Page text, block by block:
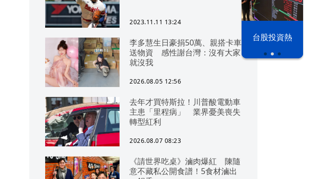
漢光42演習 台股投資熱
2023.11.11 13:24
李多慧生日豪捐50萬、親搭卡車
送物資 感性謝台灣：沒有大家
就沒我
2026.08.05 12:56
去年才買特斯拉！川普酸電動車
主患「里程病」 業界憂美喪失
轉型紅利
2026.08.07 08:23
《請世界吃桌》滷肉爆紅 陳隨
意不藏私公開食譜！5食材滷出